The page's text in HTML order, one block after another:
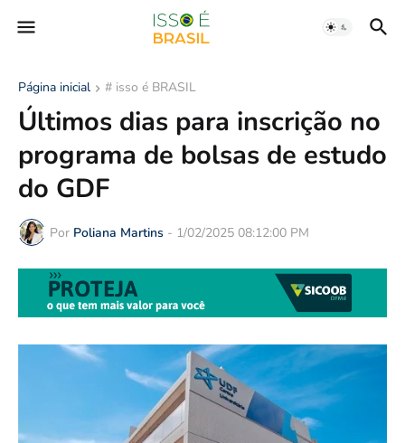
Página inicial # isso é BRASIL
Últimos dias para inscrição no
programa de bolsas de estudo
do GDF
Por Poliana Martins - 1/02/2025 08:12:00 PM